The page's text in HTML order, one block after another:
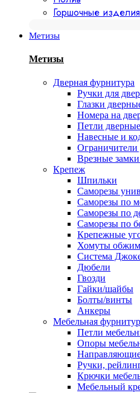
Горшочные изделия
Метизы
Метизы
Дверная фурнитура
Ручки для
Глазки
Номера на
Петли дверные
Навесные и
Ограничители
Врезные
Крепеж
Шпильки
Саморезы
Саморезы по
Саморезы по
Саморезы по
Крепежные
Хомуты
Система
Дюбели
Гвозди
Гайки/шайбы
Болты/винты
Анкеры
Мебельная
Петли
Опоры
Ручки,
Крючки
Мебельный